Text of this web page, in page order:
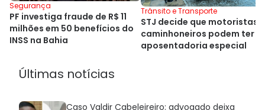
Segurança
PF investiga fraude de R$ 11
milhões em 50 benefícios do
INSS na Bahia
Trânsito e Transporte
STJ decide que motoristas e
caminhoneiros podem ter
aposentadoria especial
Últimas notícias
Caso Valdir Cabeleireiro: advogado deixa